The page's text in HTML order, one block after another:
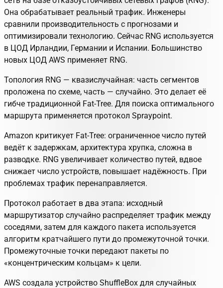
Она обрабатывает реальный трафик. Инженеры
сравнили производительность с прогнозами и
оптимизировали технологию. Сейчас RNG используется
в ЦОД Ирландии, Германии и Испании. Большинство
новых ЦОД AWS применяет RNG.
Топология RNG — квазислучайная: часть сегментов
проложена по схеме, часть — случайно. Это делает её
гибче традиционной Fat-Tree. Для поиска оптимального
маршрута применяется протокол Spraypoint.
Amazon критикует Fat-Tree: ограниченное число путей
ведёт к задержкам, архитектура хрупка, сложна в
разводке. RNG увеличивает количество путей, вдвое
снижает число устройств, повышает надёжность. При
проблемах трафик перенаправляется.
Протокол работает в два этапа: исходный
маршрутизатор случайно распределяет трафик между
соседями, затем для каждого пакета используется
алгоритм кратчайшего пути до промежуточной точки.
Промежуточные точки передают пакеты по
«концентрическим кольцам» к цели.
AWS создала устройство ShuffleBox для случайных